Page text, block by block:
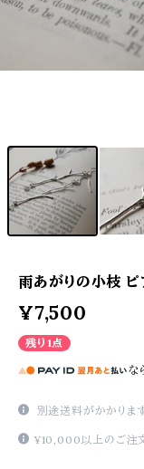
雨あがりの小枝
¥7,500
残り1点
な
別途送料がかかりま
¥10,000以上のご注